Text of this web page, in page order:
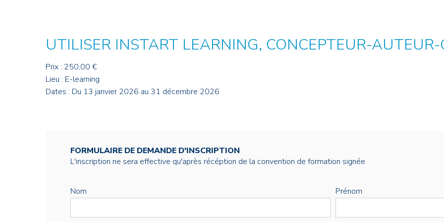
UTILISER INSTART LEARNING, CONCEPTEUR-
Prix : 250,00 €
Lieu : E-learning
Dates : Du 13 janvier 2026 au 31 décembre 2026
FORMULAIRE DE DEMANDE D'INSCRIPTION
L'inscription ne sera effective qu'après récéption de la convention de formation signée
Nom Prénom